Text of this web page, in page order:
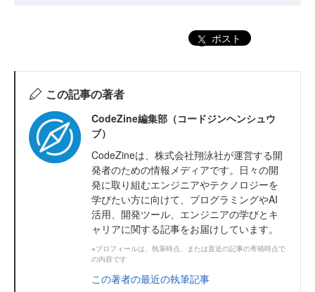
ポスト
この記事の著者
CodeZine編集部（コードジンヘンシュウ
ブ）
CodeZineは、株式会社翔泳社が運営する開
発者のための情報メディアです。日々の開
発に取り組むエンジニアやテクノロジーを
学びたい方に向けて、プログラミングやAI
活用、開発ツール、エンジニアの学びとキ
ャリアに関する記事をお届けしています。
※プロフィールは、執筆時点、または直近の記事の寄稿時点で
の内容です
この著者の最近の執筆記事